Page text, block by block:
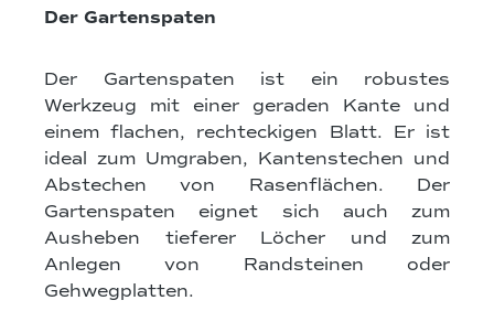
Der Gartenspaten
Der Gartenspaten ist ein robustes
Werkzeug mit einer geraden Kante und
einem flachen, rechteckigen Blatt. Er ist
ideal zum Umgraben, Kantenstechen und
Abstechen von Rasenflächen. Der
Gartenspaten eignet sich auch zum
Ausheben tieferer Löcher und zum
Anlegen von Randsteinen oder
Gehwegplatten.